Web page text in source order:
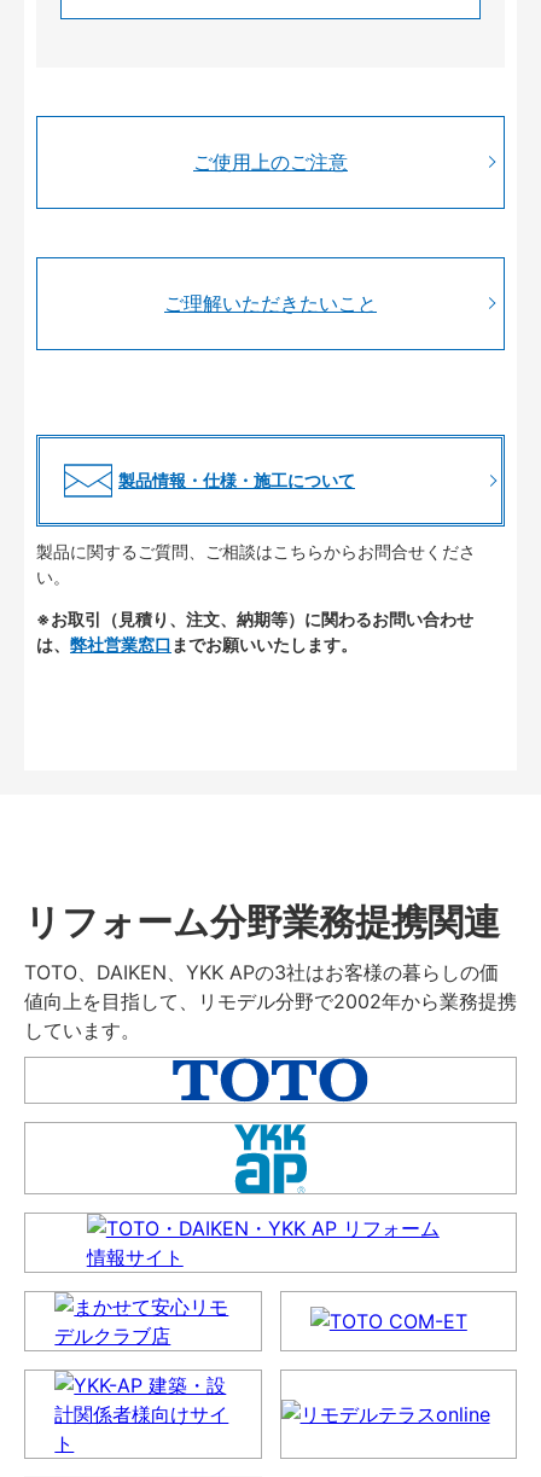
ご使用上のご注意
ご理解いただきたいこと
製品情報・仕様・施工について
製品に関するご質問、ご相談はこちらからお問合せくださ
い。
※お取引（見積り、注文、納期等）に関わるお問い合わせ
は、 弊社営業窓口 までお願いいたします。
リフォーム分野業務提携関連
TOTO、DAIKEN、YKK APの3社はお客様の暮らしの価
値向上を目指して、リモデル分野で2002年から業務提携
しています。